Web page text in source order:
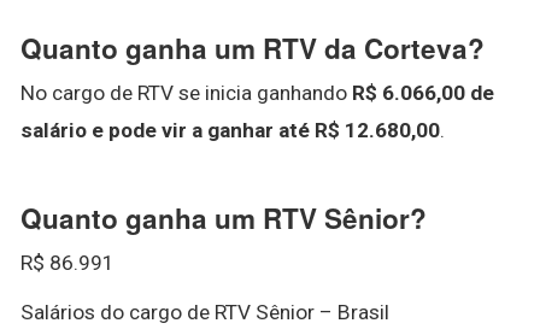
Quanto ganha um RTV da Corteva?
No cargo de RTV se inicia ganhando R$ 6.066,00 de
salário e pode vir a ganhar até R$ 12.680,00.
Quanto ganha um RTV Sênior?
R$ 86.991
Salários do cargo de RTV Sênior – Brasil